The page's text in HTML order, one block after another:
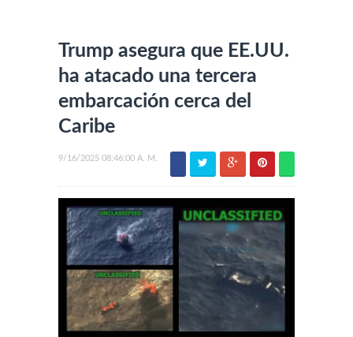
Trump asegura que EE.UU.
ha atacado una tercera
embarcación cerca del
Caribe
9/16/2025 08:46:00 A. M.